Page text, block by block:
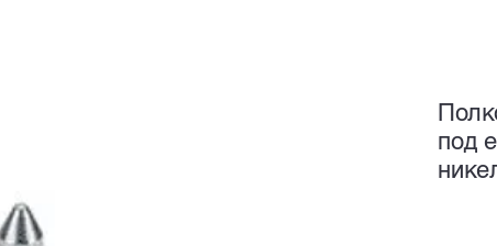
под